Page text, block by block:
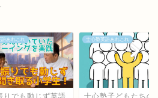
語あれこれ
りでも動じず英語
士心塾英語あれこれ
士心塾子どもたちの